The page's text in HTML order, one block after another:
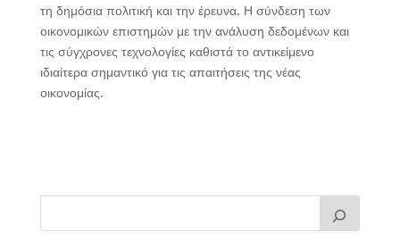
τη δημόσια πολιτική και την έρευνα. Η σύνδεση των
οικονομικών επιστημών με την ανάλυση δεδομένων και
τις σύγχρονες τεχνολογίες καθιστά το αντικείμενο
ιδιαίτερα σημαντικό για τις απαιτήσεις της νέας
οικονομίας.